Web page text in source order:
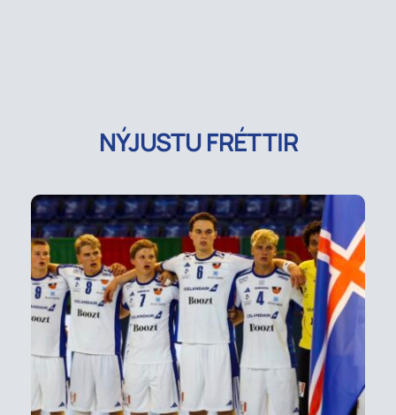
NÝJUSTU FRÉTTIR